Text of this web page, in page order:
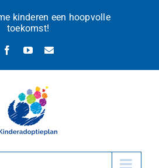
kinderen een hoopvolle
toekomst!
FacebookYouTube
E-